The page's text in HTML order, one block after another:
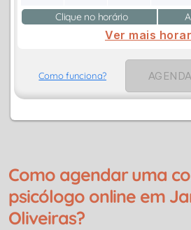
Clique no horário
Ver mais
Como funciona?
Como agendar uma
psicólogo online em
Oliveiras?